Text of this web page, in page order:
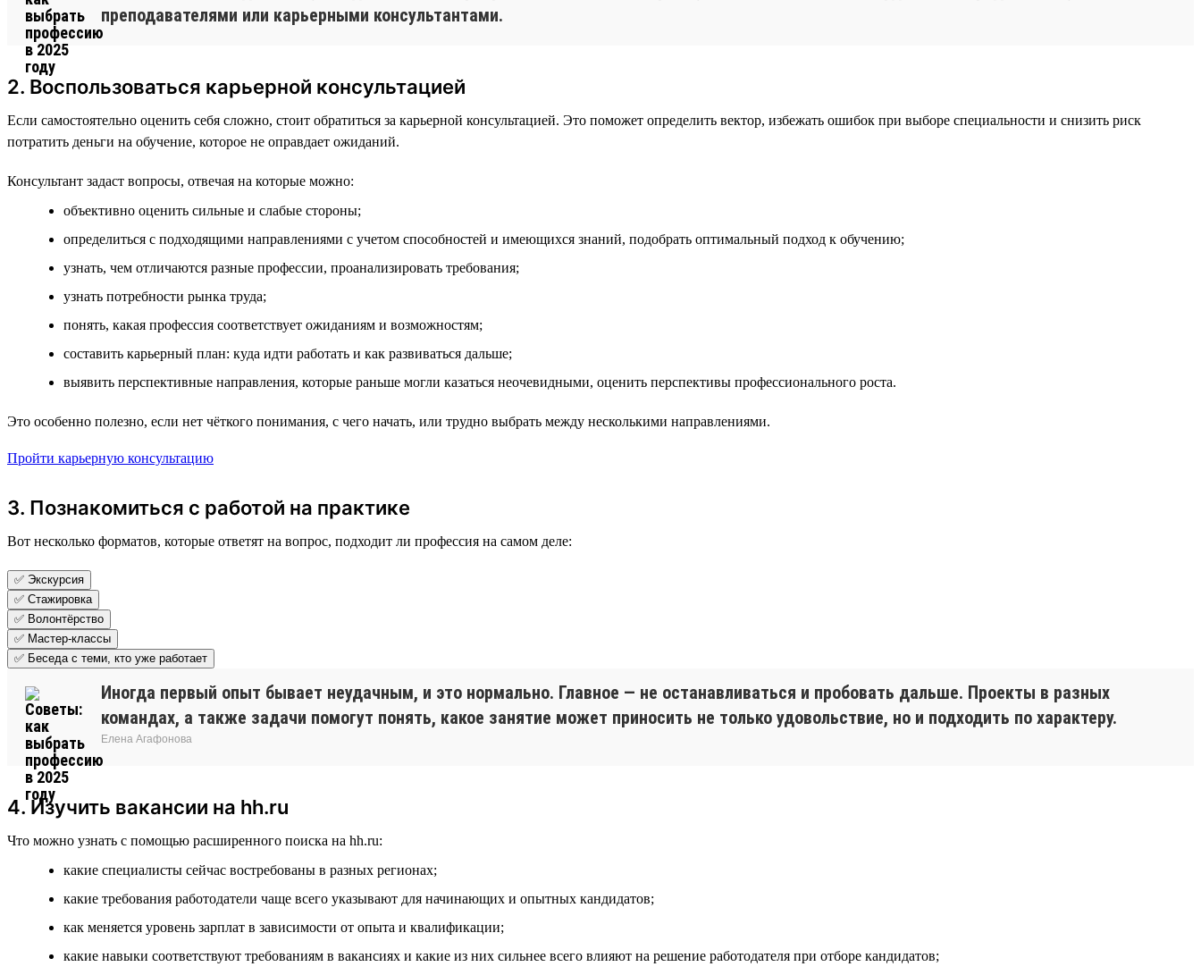
преподавателями или карьерными консультантами.
2. Воспользоваться карьерной консультацией
Если самостоятельно оценить себя сложно, стоит обратиться за карьерной консультацией. Это поможет определить вектор, избежать ошибок при выборе специальности и снизить риск
потратить деньги на обучение, которое не оправдает ожиданий.
Консультант задаст вопросы, отвечая на которые можно:
объективно оценить сильные и слабые стороны;
определиться с подходящими направлениями с учетом способностей и имеющихся знаний, подобрать оптимальный подход к обучению;
узнать, чем отличаются разные профессии, проанализировать требования;
узнать потребности рынка труда;
понять, какая профессия соответствует ожиданиям и возможностям;
составить карьерный план: куда идти работать и как развиваться дальше;
выявить перспективные направления, которые раньше могли казаться неочевидными, оценить перспективы профессионального роста.
Это особенно полезно, если нет чёткого понимания, с чего начать, или трудно выбрать между несколькими направлениями.
Пройти карьерную консультацию
3. Познакомиться с работой на практике
Вот несколько форматов, которые ответят на вопрос, подходит ли профессия на самом деле:
✅ Экскурсия
✅ Стажировка
✅ Волонтёрство
✅ Мастер-классы
✅ Беседа с теми, кто уже работает
Иногда первый опыт бывает неудачным, и это нормально. Главное — не останавливаться и пробовать дальше. Проекты в разных
командах, а также задачи помогут понять, какое занятие может приносить не только удовольствие, но и подходить по характеру.
Елена Агафонова
4. Изучить вакансии на hh.ru
Что можно узнать с помощью расширенного поиска на hh.ru:
какие специалисты сейчас востребованы в разных регионах;
какие требования работодатели чаще всего указывают для начинающих и опытных кандидатов;
как меняется уровень зарплат в зависимости от опыта и квалификации;
какие навыки соответствуют требованиям в вакансиях и какие из них сильнее всего влияют на решение работодателя при отборе кандидатов;